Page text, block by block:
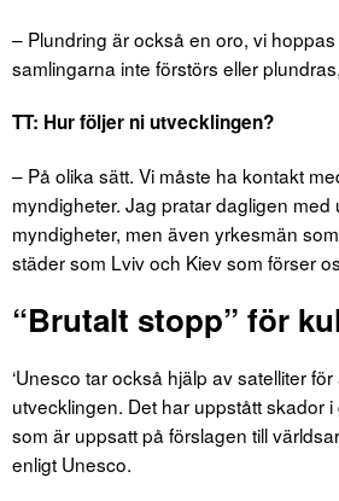
– Plundring är också en oro, vi
samlingarna inte förstörs eller
TT: Hur följer ni utvecklingen?
– På olika sätt. Vi måste ha kontakt
myndigheter. Jag pratar dagligen med
myndigheter, men även yrkesmän
städer som Lviv och Kiev som förser
“Brutalt stopp” för
‘Unesco tar också hjälp av satelliter
utvecklingen. Det har uppstått skador i
som är uppsatt på förslagen till
enligt Unesco.